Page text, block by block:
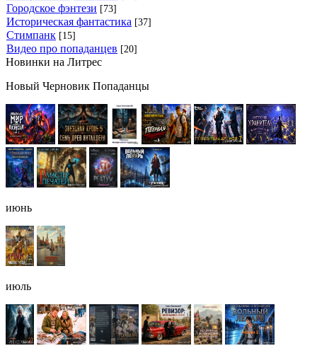
Городское фэнтези [73]
Историческая фантастика [37]
Стимпанк [15]
Видео про попаданцев [20]
Новинки на Литрес
Новый Черновик Попаданцы
июнь
июль